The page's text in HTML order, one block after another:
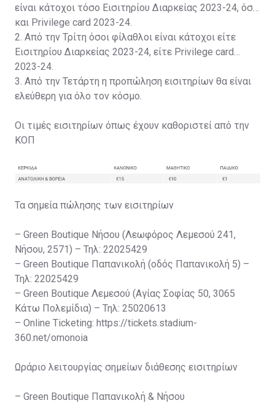
είναι κάτοχοι τόσο Εισιτηρίου Διαρκείας 2023-24, όσο
και Privilege card 2023-24.
2. Από την Τρίτη όσοι φίλαθλοι είναι κάτοχοι είτε
Εισιτηρίου Διαρκείας 2023-24, είτε Privilege card
2023-24.
3. Από την Τετάρτη η προπώληση εισιτηρίων θα είναι
ελεύθερη για όλο τον κόσμο.
Οι τιμές εισιτηρίων όπως έχουν καθοριστεί από την
ΚΟΠ
Τα σημεία πώλησης των εισιτηρίων
– Green Boutique Νήσου (Λεωφόρος Λεμεσού 241,
Νήσου, 2571) – Τηλ: 22025429
– Green Boutique Παπανικολή (οδός Παπανικολή 5) –
Τηλ: 22025429
– Green Boutique Λεμεσού (Αγίας Σοφίας 50, 3065
Κάτω Πολεμίδια) – Τηλ: 25020613
– Online Ticketing: https://tickets.stadium-
360.net/omonoia
Ωράριο λειτουργίας σημείων διάθεσης εισιτηρίων
– Green Boutique Παπανικολή & Νήσου